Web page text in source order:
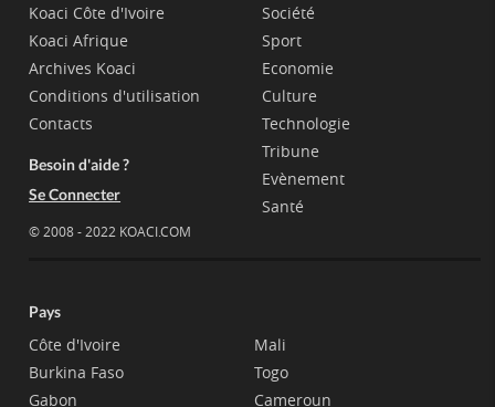
Koaci Côte d'Ivoire
Koaci Afrique
Archives Koaci
Conditions d'utilisation
Contacts
Besoin d'aide ?
Se Connecter
© 2008 - 2022 KOACI.COM
Société
Sport
Economie
Culture
Technologie
Tribune
Evènement
Santé
Pays
Côte d'Ivoire
Burkina Faso
Gabon
Mali
Togo
Cameroun